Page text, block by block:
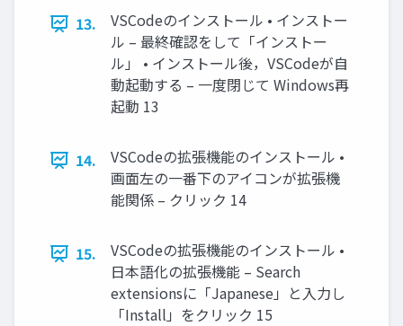
13.
VSCodeのインストール • インストー
ル – 最終確認をして「インストー
ル」 • インストール後，VSCodeが自
動起動する – 一度閉じて Windows再
起動 13
14.
VSCodeの拡張機能のインストール •
画面左の一番下のアイコンが拡張機
能関係 – クリック 14
15.
VSCodeの拡張機能のインストール •
日本語化の拡張機能 – Search
extensionsに「Japanese」と入力し
「Install」をクリック 15